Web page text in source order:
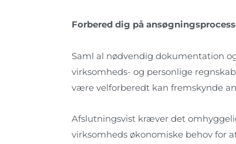
Forbered dig på
Saml al nødvendig dokumentation
virksomheds- og personlige
være velforberedt kan fremskynde
Afslutningsvist kræver det
virksomheds økonomiske behov for